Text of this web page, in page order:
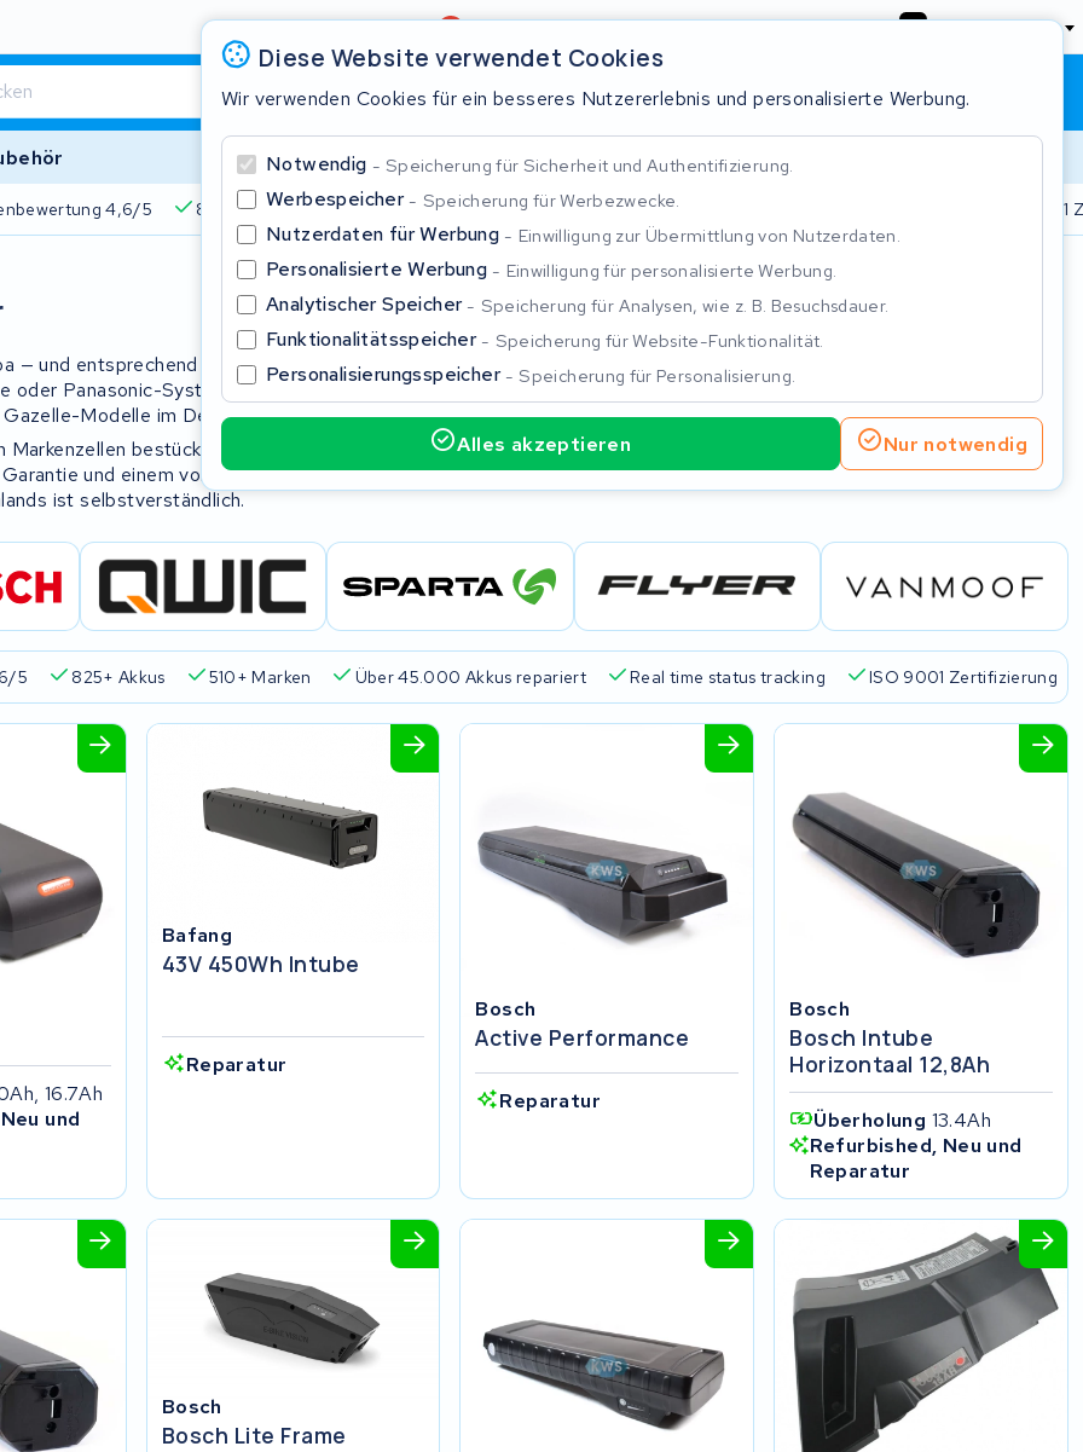
Bewertung4,6/5 Deutschland
Warenkorb Anmeldung
4,6/5 825+ Akkus 510+ Marken Über 45.000 Akkus repariert ISO 9001
Diese Website verwendet Cookies
Wir verwenden Cookies für ein besseres Nutzererlebnis und personalisierte Werbung.
Notwendig Speicherung für Sicherheit und Authentifizierung.
Werbespeicher Speicherung für Werbezwecke.
Nutzerdaten für Werbung Einwilligung zur Übermittlung von Nutzerdaten.
Personalisierte Werbung Einwilligung für personalisierte Werbung.
Analytischer Speicher Speicherung für Analysen, wie z. B. Besuchsdauer.
Funktionalitätsspeicher Speicherung für Website-Funktionalität.
Personalisierungsspeicher Speicherung für Personalisierung.
Alles akzeptieren Nur notwendig
— und entsprechend viele Gazelle
oder Panasonic-System: Wir haben
Modelle im Detail.
bestücken. Du
und einem vollständigen
ist selbstverständlich.
5 825+ Akkus 510+ Marken Über 45.000 Akkus repariert Real time status tracking ISO 9001 Zertifizierung
16.7Ah
und
Bafang
43V 450Wh Intube
Reparatur
Bosch
Active Performance
Reparatur
Bosch
Bosch Intube
Horizontaal 12,8Ah
Überholung 13.4Ah
Refurbished, Neu und
Reparatur
Bosch
Bosch Lite Frame
Schließen
Beginnen Sie mit der Eingabe in der Suchleiste, um zu suchen